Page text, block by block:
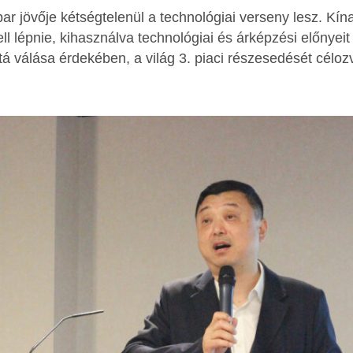
jövője kétségtelenül a technológiai verseny lesz.
lépnie, kihasználva technológiai és árképzési
válása érdekében, a világ 3. piaci részesedését